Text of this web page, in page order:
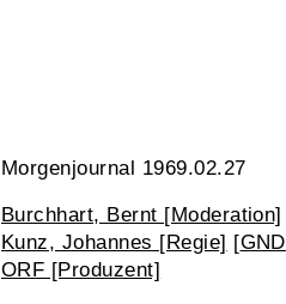
Morgenjournal 1969.02.27
Burchhart, Bernt [Moderation]
Kunz, Johannes [Regie] [GND
ORF [Produzent]